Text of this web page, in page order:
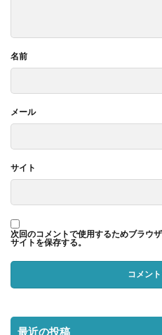
名前
メール
サイト
次回のコメントで使用するためブラウ
サイトを保存する。
最近の投稿